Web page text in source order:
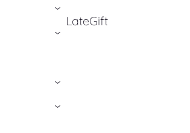
›
›
›
›
LateGift